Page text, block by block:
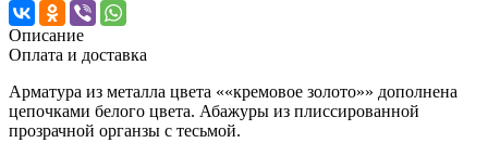
Описание
Оплата и доставка
Арматура из металла цвета ««кремовое золото»» дополнена
цепочками белого цвета. Абажуры из плиссированной
прозрачной органзы с тесьмой.